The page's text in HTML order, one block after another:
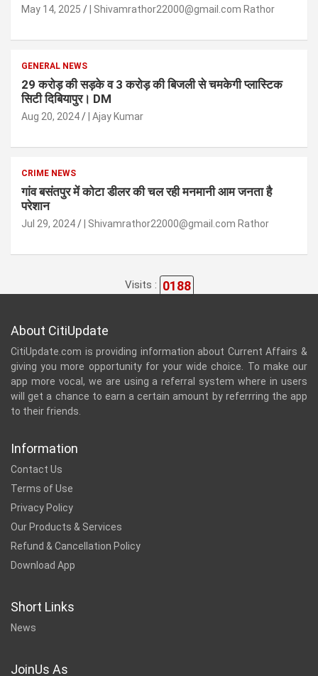
May 14, 2025 | Shivamrathor22000@gmail.com Rathor
GENERAL NEWS
29 करोड़ की सड़के व 3 करोड़ की बिजली से चमकेगी प्लास्टिक
सिटी दिबियापुर। DM
Aug 20, 2024 | Ajay Kumar
CRIME NEWS
गांव बसंतपुर में कोटा डीलर की चल रही मनमानी आम जनता है
परेशान
Jul 29, 2024 | Shivamrathor22000@gmail.com Rathor
Visits : 0188
About CitiUpdate
CitiUpdate.com is providing information about Current Affairs &
giving you more opportunity for your wide choice. To make our
app more vocal, we are using a referral system where in users
will get a chance to earn a certain amount by referrring the app
to their friends.
Information
Contact Us
Terms of Use
Privacy Policy
Our Products & Services
Refund & Cancellation Policy
Download App
Short Links
News
JoinUs As